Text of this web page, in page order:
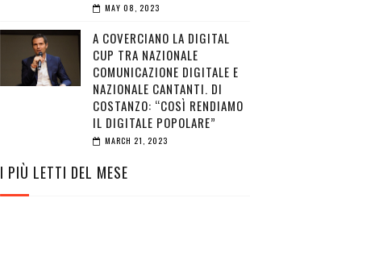
MAY 08, 2023
A COVERCIANO LA DIGITAL
CUP TRA NAZIONALE
COMUNICAZIONE DIGITALE E
NAZIONALE CANTANTI. DI
COSTANZO: “COSÌ RENDIAMO
IL DIGITALE POPOLARE”
MARCH 21, 2023
I PIÙ LETTI DEL MESE